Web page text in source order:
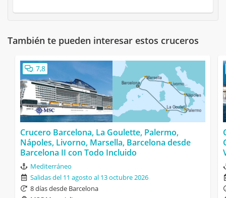
También te pueden interesar estos cruceros
7,8
Crucero Barcelona, La Goulette, Palermo,
Nápoles, Livorno, Marsella, Barcelona desde
Barcelona II con Todo Incluido
Mediterráneo
Salidas del 11 agosto al 13 octubre 2026
8 días desde Barcelona